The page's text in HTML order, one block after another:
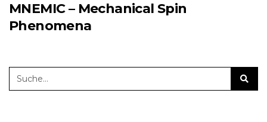
MNEMIC – Mechanical Spin
Phenomena